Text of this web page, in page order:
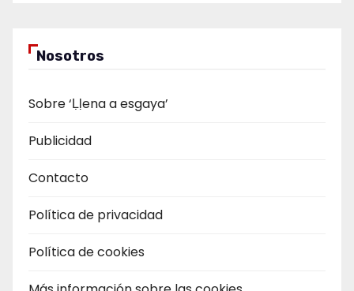
Nosotros
Sobre ‘Ḷḷena a esgaya’
Publicidad
Contacto
Política de privacidad
Política de cookies